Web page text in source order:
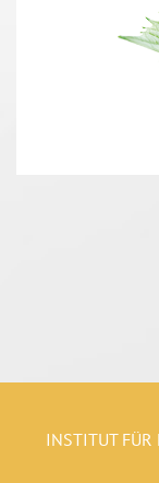
INSTITUT FÜR